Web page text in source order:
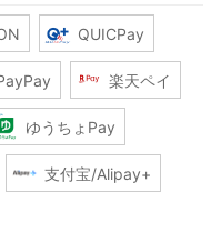
QUICPay
楽天ペイ
ゆうちょPay
支付宝/Alipay+